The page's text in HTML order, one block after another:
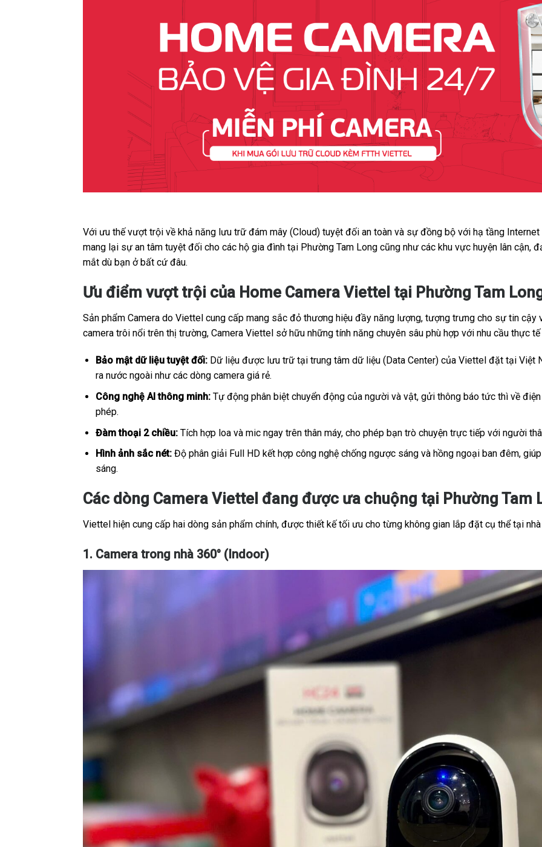
Với ưu thế vượt trội về khả năng lưu trữ đám mây (Cloud) tuyệt đối an toàn và sự đồng bộ với hạ tầng
mang lại sự an tâm tuyệt đối cho các hộ gia đình tại Phường Tam Long cũng như các khu vực huyện lân cận,
mắt dù bạn ở bất cứ đâu.
Ưu điểm vượt trội của Home Camera Viettel tại Phường Tam
Sản phẩm Camera do Viettel cung cấp mang sắc đỏ thương hiệu đầy năng lượng, tượng trưng cho sự tin cậy
camera trôi nổi trên thị trường, Camera Viettel sở hữu những tính năng chuyên sâu phù hợp với nhu cầu thực
Bảo mật dữ liệu tuyệt đối:Dữ liệu được lưu trữ tại trung tâm dữ liệu (Data Center) của Viettel đặt tại Việt
ra nước ngoài như các dòng camera giá rẻ.
Công nghệ AI thông minh:Tự động phân biệt chuyển động của người và vật, gửi thông báo tức thì về
phép.
Đàm thoại 2 chiều:Tích hợp loa và mic ngay trên thân máy, cho phép bạn trò chuyện trực tiếp với người
Hình ảnh sắc nét:Độ phân giải Full HD kết hợp công nghệ chống ngược sáng và hồng ngoại ban đêm,
sáng.
Các dòng Camera Viettel đang được ưa chuộng tại Phường Tam
Viettel hiện cung cấp hai dòng sản phẩm chính, được thiết kế tối ưu cho từng không gian lắp đặt cụ thể tại
1. Camera trong nhà 360° (Indoor)